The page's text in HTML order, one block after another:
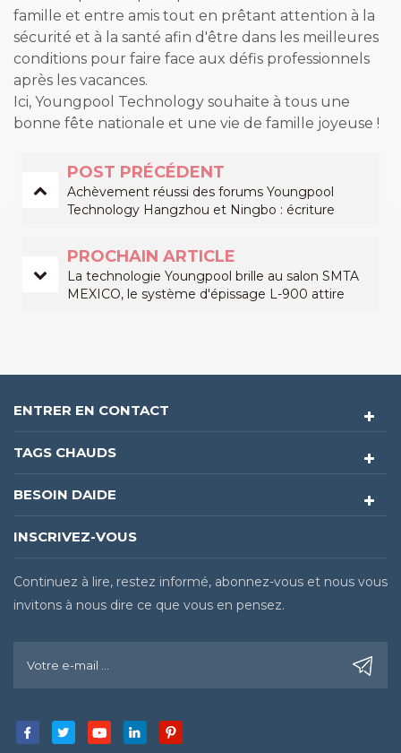
famille et entre amis tout en prêtant attention à la
sécurité et à la santé afin d'être dans les meilleures
conditions pour faire face aux défis professionnels
après les vacances.
Ici, Youngpool Technology souhaite à tous une
bonne fête nationale et une vie de famille joyeuse !
POST PRÉCÉDENT
Achèvement réussi des forums Youngpool
Technology Hangzhou et Ningbo : écriture
PROCHAIN ARTICLE
La technologie Youngpool brille au salon SMTA
MEXICO, le système d'épissage L-900 attire
ENTRER EN CONTACT
TAGS CHAUDS
BESOIN DAIDE
INSCRIVEZ-VOUS
Continuez à lire, restez informé, abonnez-vous et nous vous
invitons à nous dire ce que vous en pensez.